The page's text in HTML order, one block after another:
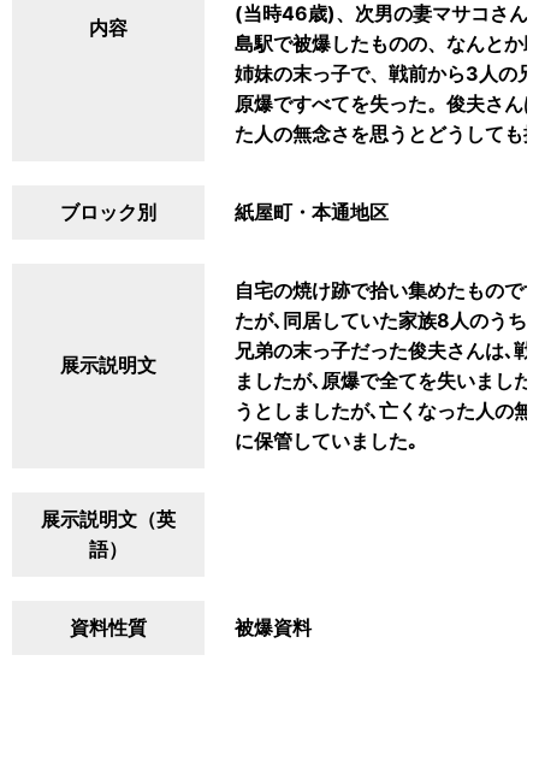
内容
(当時46歳)、次男の妻マサコさん
島駅で被爆したものの、なんとか
姉妹の末っ子で、戦前から3人の
原爆ですべてを失った。俊夫さん
た人の無念さを思うとどうしても
ブロック別 紙屋町・本通地区
展示説明文
自宅の焼け跡で拾い集めたもので
たが､同居していた家族8人のうち
兄弟の末っ子だった俊夫さんは､
ましたが､原爆で全てを失いまし
うとしましたが､亡くなった人の
に保管していました｡
展示説明文（英
語）
資料性質 被爆資料